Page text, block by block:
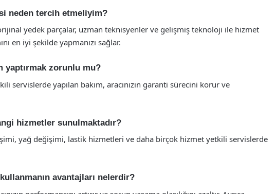
neden tercih etmeliyim?
yedek parçalar, uzman teknisyenler ve gelişmiş teknoloji ile hizmet
en iyi şekilde yapmanızı sağlar.
yaptırmak zorunlu mu?
servislerde yapılan bakım, aracınızın garanti sürecini korur ve
hizmetler sunulmaktadır?
yağ değişimi, lastik hizmetleri ve daha birçok hizmet yetkili servislerde
avantajları nelerdir?